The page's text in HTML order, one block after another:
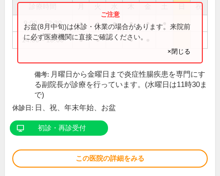
祝
9:00～12:30 ● ● ● ● ●
14:00～18:00 ● ● ●
お盆(8月中旬)は休診・休業の場合があります。来院前
に必ず医療機関に直接ご確認ください。
×閉じる
備考: 月曜日から金曜日まで炎症性腸疾患を専門にす
る副院長が診療を行っています。(水曜日は11時30ま
で)
休診日: 日、祝、年末年始、お盆
初診・再診受付
この医院の詳細をみる